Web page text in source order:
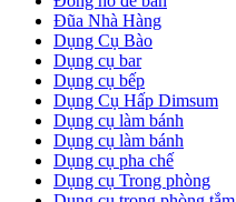
Đũa Nhà Hàng
Dụng Cụ Bào
Dụng cụ bar
Dụng cụ bếp
Dụng Cụ Hấp Dimsum
Dụng cụ làm bánh
Dụng cụ làm bánh
Dụng cụ pha chế
Dụng cụ Trong phòng